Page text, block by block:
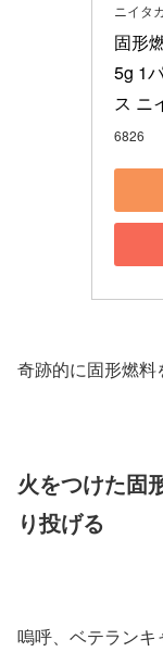
ニイタカ
固形
5g 1
ス ニ
6826
奇跡的に固形燃
火をつけた固
り投げる
嗚呼、ベテランキ